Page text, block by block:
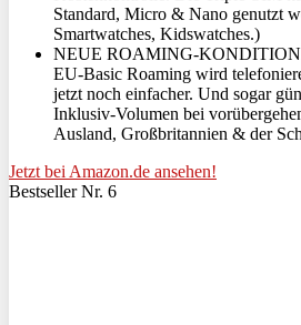
Standard, Micro & Nano genutzt
Smartwatches, Kidswatches.)
NEUE ROAMING-
EU-Basic Roaming wird
jetzt noch einfacher. Und sogar
Inklusiv-Volumen bei
Ausland, Großbritannien & der
Jetzt bei Amazon.de ansehen!
Bestseller Nr. 6